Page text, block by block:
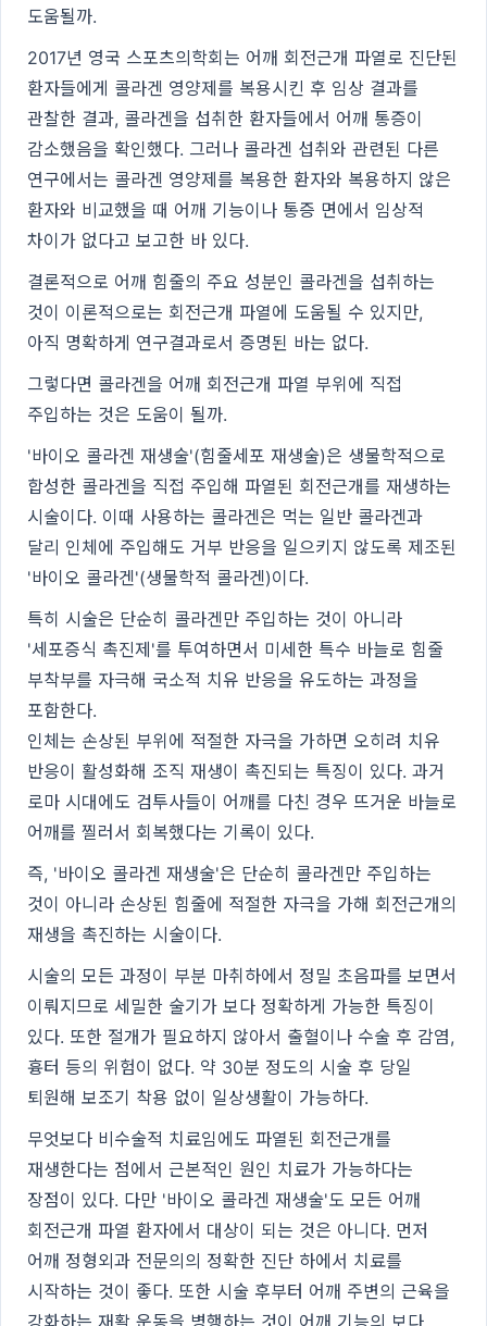
도움될까.
2017년 영국 스포츠의학회는 어깨 회전근개 파열로 진단된
환자들에게 콜라겐 영양제를 복용시킨 후 임상 결과를
관찰한 결과, 콜라겐을 섭취한 환자들에서 어깨 통증이
감소했음을 확인했다. 그러나 콜라겐 섭취와 관련된 다른
연구에서는 콜라겐 영양제를 복용한 환자와 복용하지 않은
환자와 비교했을 때 어깨 기능이나 통증 면에서 임상적
차이가 없다고 보고한 바 있다.
결론적으로 어깨 힘줄의 주요 성분인 콜라겐을 섭취하는
것이 이론적으로는 회전근개 파열에 도움될 수 있지만,
아직 명확하게 연구결과로서 증명된 바는 없다.
그렇다면 콜라겐을 어깨 회전근개 파열 부위에 직접
주입하는 것은 도움이 될까.
'바이오 콜라겐 재생술'(힘줄세포 재생술)은 생물학적으로
합성한 콜라겐을 직접 주입해 파열된 회전근개를 재생하는
시술이다. 이때 사용하는 콜라겐은 먹는 일반 콜라겐과
달리 인체에 주입해도 거부 반응을 일으키지 않도록 제조된
'바이오 콜라겐'(생물학적 콜라겐)이다.
특히 시술은 단순히 콜라겐만 주입하는 것이 아니라
'세포증식 촉진제'를 투여하면서 미세한 특수 바늘로 힘줄
부착부를 자극해 국소적 치유 반응을 유도하는 과정을
포함한다.
인체는 손상된 부위에 적절한 자극을 가하면 오히려 치유
반응이 활성화해 조직 재생이 촉진되는 특징이 있다. 과거
로마 시대에도 검투사들이 어깨를 다친 경우 뜨거운 바늘로
어깨를 찔러서 회복했다는 기록이 있다.
즉, '바이오 콜라겐 재생술'은 단순히 콜라겐만 주입하는
것이 아니라 손상된 힘줄에 적절한 자극을 가해 회전근개의
재생을 촉진하는 시술이다.
시술의 모든 과정이 부분 마취하에서 정밀 초음파를 보면서
이뤄지므로 세밀한 술기가 보다 정확하게 가능한 특징이
있다. 또한 절개가 필요하지 않아서 출혈이나 수술 후 감염,
흉터 등의 위험이 없다. 약 30분 정도의 시술 후 당일
퇴원해 보조기 착용 없이 일상생활이 가능하다.
무엇보다 비수술적 치료임에도 파열된 회전근개를
재생한다는 점에서 근본적인 원인 치료가 가능하다는
장점이 있다. 다만 '바이오 콜라겐 재생술'도 모든 어깨
회전근개 파열 환자에서 대상이 되는 것은 아니다. 먼저
어깨 정형외과 전문의의 정확한 진단 하에서 치료를
시작하는 것이 좋다. 또한 시술 후부터 어깨 주변의 근육을
강화하는 재활 운동을 병행하는 것이 어깨 기능의 보다